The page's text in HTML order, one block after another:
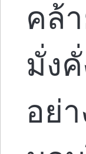
คล้
มั่ง
อย่